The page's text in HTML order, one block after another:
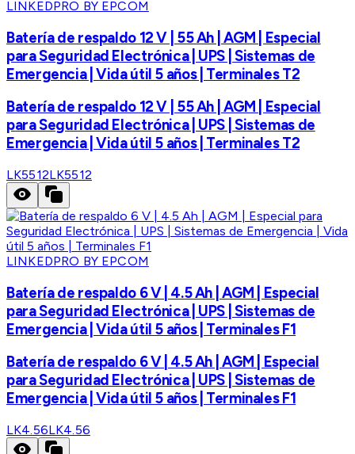
LINKEDPRO BY EPCOM
Batería de respaldo 12 V | 55 Ah | AGM | Especial
para Seguridad Electrónica | UPS | Sistemas de
Emergencia | Vida útil 5 años | Terminales T2
Batería de respaldo 12 V | 55 Ah | AGM | Especial
para Seguridad Electrónica | UPS | Sistemas de
Emergencia | Vida útil 5 años | Terminales T2
LK5512LK5512
LINKEDPRO BY EPCOM
Batería de respaldo 6 V | 4.5 Ah | AGM | Especial
para Seguridad Electrónica | UPS | Sistemas de
Emergencia | Vida útil 5 años | Terminales F1
Batería de respaldo 6 V | 4.5 Ah | AGM | Especial
para Seguridad Electrónica | UPS | Sistemas de
Emergencia | Vida útil 5 años | Terminales F1
LK4.56LK4.56